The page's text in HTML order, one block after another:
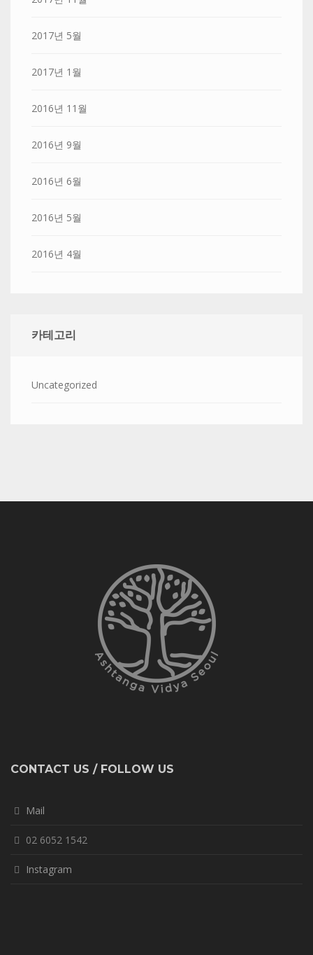
2017년 5월
2017년 1월
2016년 11월
2016년 9월
2016년 6월
2016년 5월
2016년 4월
카테고리
Uncategorized
CONTACT US / FOLLOW US
Mail
02 6052 1542
Instagram